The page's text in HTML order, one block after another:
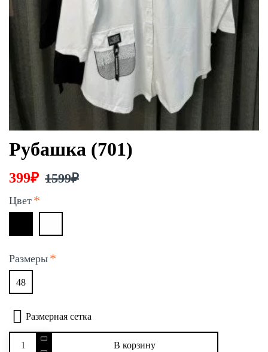
Рубашка (701)
399₽ 1599₽
Цвет
Размеры
48
В корзину
Размерная сетка